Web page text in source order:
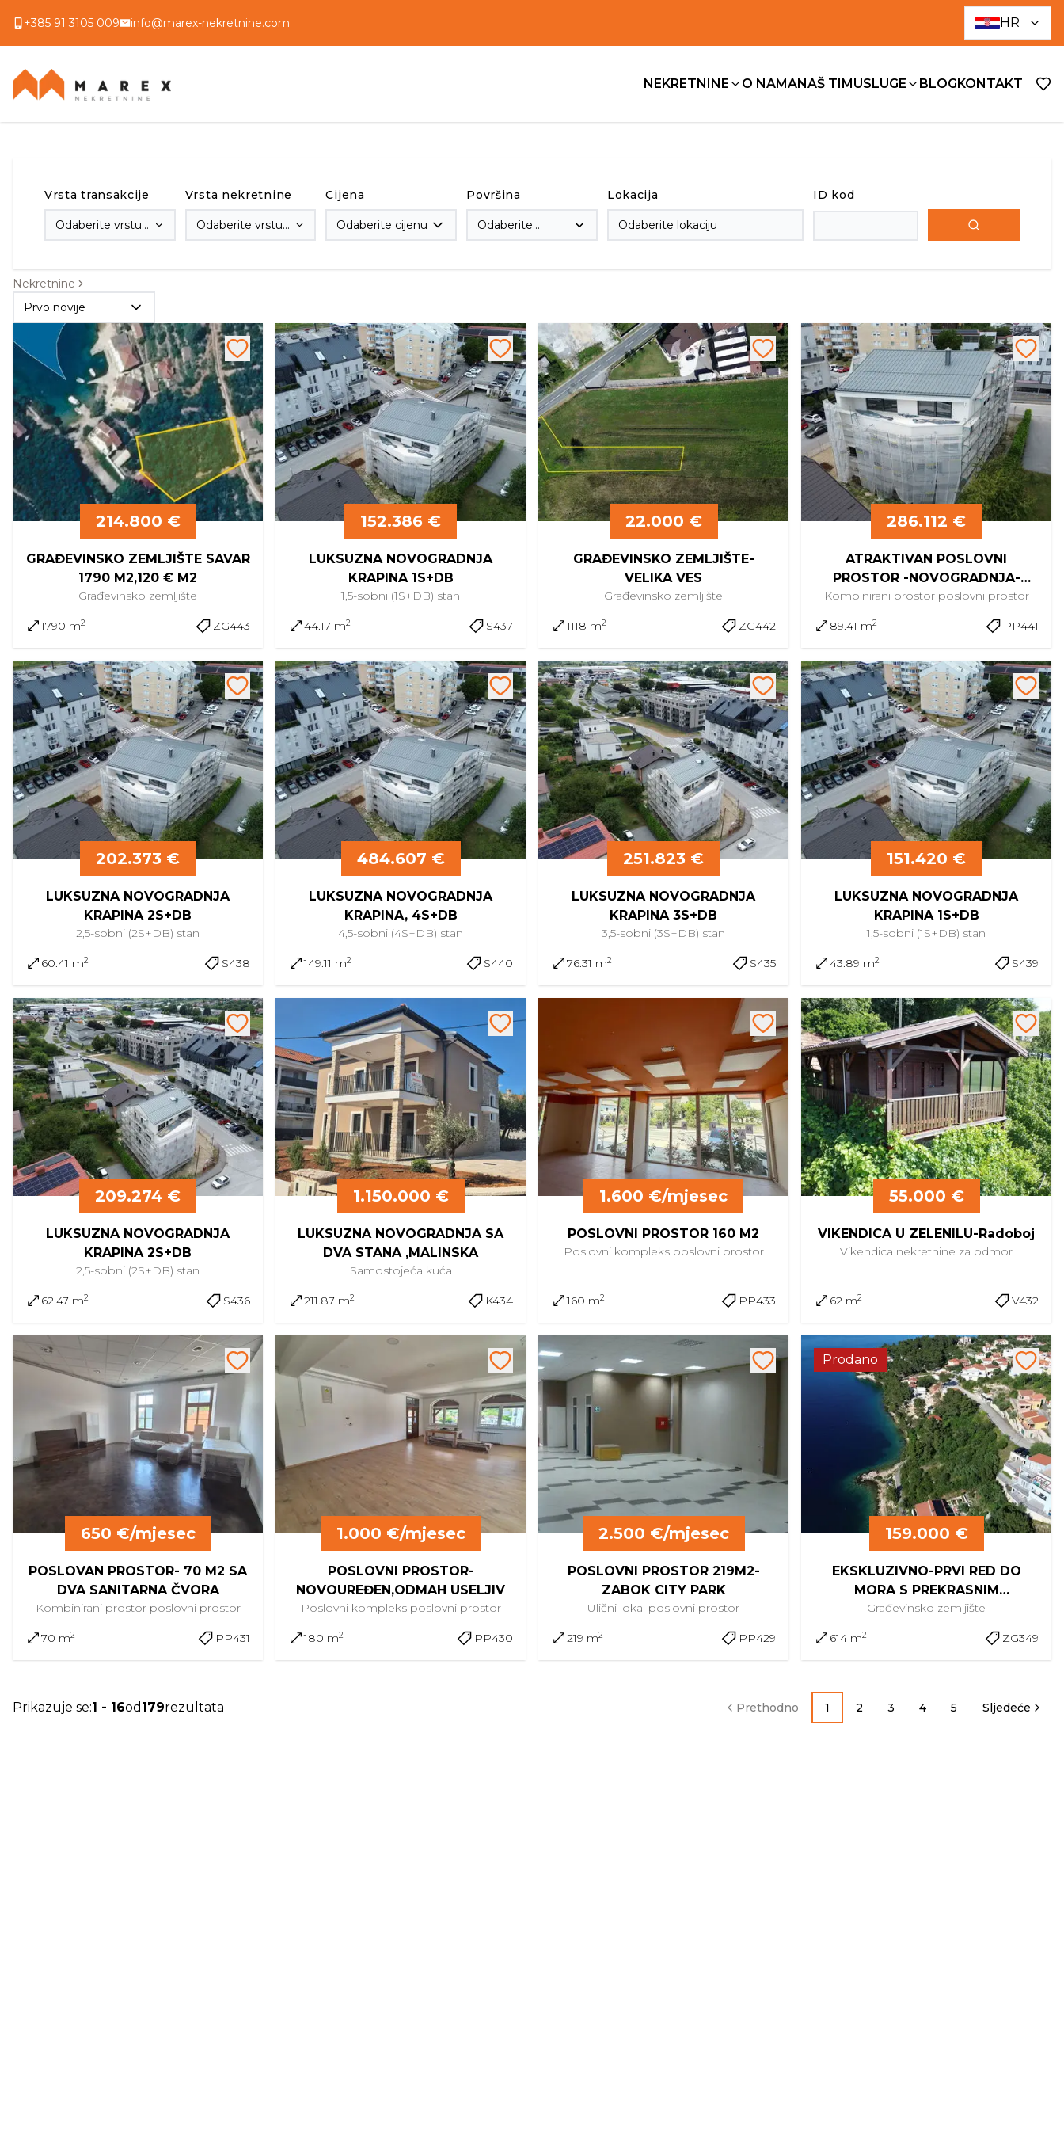
+385 91 3105 009 info@marex-nekretnine.com HR
NEKRETNINE O NAMANAŠ TIMUSLUGE BLOGKONTAKT
Vrsta transakcije
Odaberite vrstu
transakcije
Vrsta nekretnine
Odaberite vrstu
nekretnine
Cijena
Odaberite cijenu
Površina
Odaberite
površinu
Lokacija ID kod
Nekretnine
Prvo novije
214.800 €
GRAĐEVINSKO ZEMLJIŠTE SAVAR
1790 M2,120 € M2
Građevinsko zemljište
1790 m2 ZG443
152.386 €
LUKSUZNA NOVOGRADNJA
KRAPINA 1S+DB
1,5-sobni (1S+DB) stan
44.17 m2 S437
22.000 €
GRAĐEVINSKO ZEMLJIŠTE-
VELIKA VES
Građevinsko zemljište
1118 m2 ZG442
286.112 €
ATRAKTIVAN POSLOVNI
PROSTOR -NOVOGRADNJA-
CENTAR KRAPINA
Kombinirani prostor poslovni prostor
89.41 m2 PP441
202.373 €
LUKSUZNA NOVOGRADNJA
KRAPINA 2S+DB
2,5-sobni (2S+DB) stan
60.41 m2 S438
484.607 €
LUKSUZNA NOVOGRADNJA
KRAPINA, 4S+DB
4,5-sobni (4S+DB) stan
149.11 m2 S440
251.823 €
LUKSUZNA NOVOGRADNJA
KRAPINA 3S+DB
3,5-sobni (3S+DB) stan
76.31 m2 S435
151.420 €
LUKSUZNA NOVOGRADNJA
KRAPINA 1S+DB
1,5-sobni (1S+DB) stan
43.89 m2 S439
209.274 €
LUKSUZNA NOVOGRADNJA
KRAPINA 2S+DB
2,5-sobni (2S+DB) stan
62.47 m2 S436
1.150.000 €
LUKSUZNA NOVOGRADNJA SA
DVA STANA ,MALINSKA
Samostojeća kuća
211.87 m2 K434
1.600 €/mjesec
POSLOVNI PROSTOR 160 M2
Poslovni kompleks poslovni prostor
160 m2 PP433
55.000 €
VIKENDICA U ZELENILU-Radoboj
Vikendica nekretnine za odmor
62 m2 V432
650 €/mjesec
POSLOVAN PROSTOR- 70 M2 SA
DVA SANITARNA ČVORA
Kombinirani prostor poslovni prostor
70 m2 PP431
1.000 €/mjesec
POSLOVNI PROSTOR-
NOVOUREĐEN,ODMAH USELJIV
Poslovni kompleks poslovni prostor
180 m2 PP430
2.500 €/mjesec
POSLOVNI PROSTOR 219M2-
ZABOK CITY PARK
Ulični lokal poslovni prostor
219 m2 PP429
Prodano
159.000 €
EKSKLUZIVNO-PRVI RED DO
MORA S PREKRASNIM
POGLEDOM I GRAĐEVINSKOM
Građevinsko zemljište
614 m2 ZG349
Prikazuje se:1 - 16od 179rezultata Prethodno 1 2 3 4 5 Sljedeće